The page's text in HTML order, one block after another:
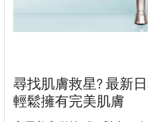
尋找肌膚救星? 最新
輕鬆擁有完美肌膚